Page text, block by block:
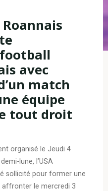
avec
match
équipe
tout droit
organisé le Jeudi 4
lune, l’USA
sollicité pour former une
affronter le mercredi 3